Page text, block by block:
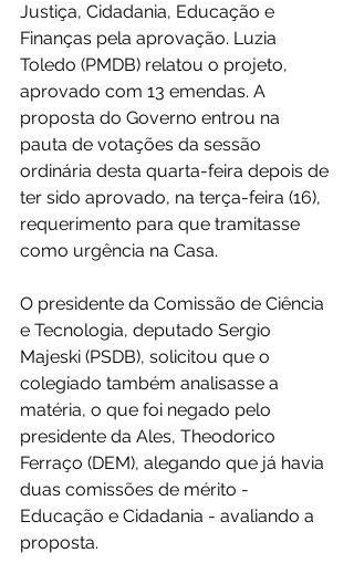
Justiça, Cidadania, Educação e
Finanças pela aprovação. Luzia
Toledo (PMDB) relatou o projeto,
aprovado com 13 emendas. A
proposta do Governo entrou na
pauta de votações da sessão
ordinária desta quarta-feira depois de
ter sido aprovado, na terça-feira (16),
requerimento para que tramitasse
como urgência na Casa.
O presidente da Comissão de Ciência
e Tecnologia, deputado Sergio
Majeski (PSDB), solicitou que o
colegiado também analisasse a
matéria, o que foi negado pelo
presidente da Ales, Theodorico
Ferraço (DEM), alegando que já havia
duas comissões de mérito -
Educação e Cidadania - avaliando a
proposta.